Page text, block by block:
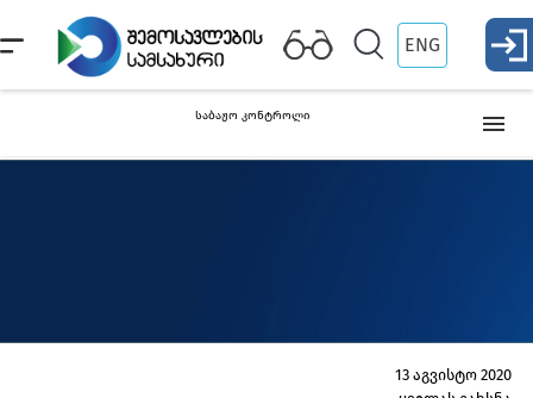
ENG
საბაჟო კონტროლი
13 აგვისტო 2020